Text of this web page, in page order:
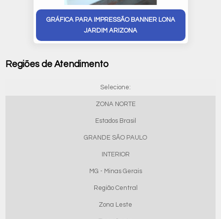
GRÁFICA PARA IMPRESSÃO BANNER LONA
JARDIM ARIZONA
Regiões de Atendimento
Selecione:
ZONA NORTE
Estados Brasil
GRANDE SÃO PAULO
INTERIOR
MG - Minas Gerais
Região Central
Zona Leste